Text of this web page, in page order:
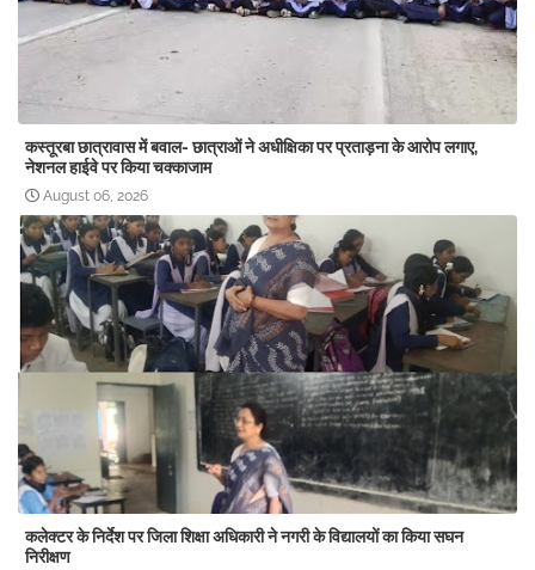
कस्तूरबा छात्रावास में बवाल- छात्राओं ने अधीक्षिका पर प्रताड़ना के आरोप लगाए,
नेशनल हाईवे पर किया चक्काजाम
August 06, 2026
कलेक्टर के निर्देश पर जिला शिक्षा अधिकारी ने नगरी के विद्यालयों का किया सघन
निरीक्षण